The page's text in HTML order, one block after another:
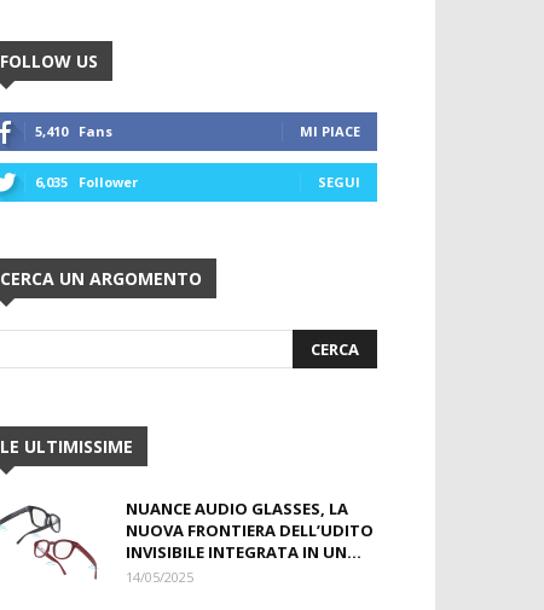
FOLLOW US
5,410 Fans MI PIACE
6,035 Follower SEGUI
CERCA UN ARGOMENTO
LE ULTIMISSIME
NUANCE AUDIO GLASSES, LA
NUOVA FRONTIERA DELL’UDITO
INVISIBILE INTEGRATA IN UN...
14/05/2025